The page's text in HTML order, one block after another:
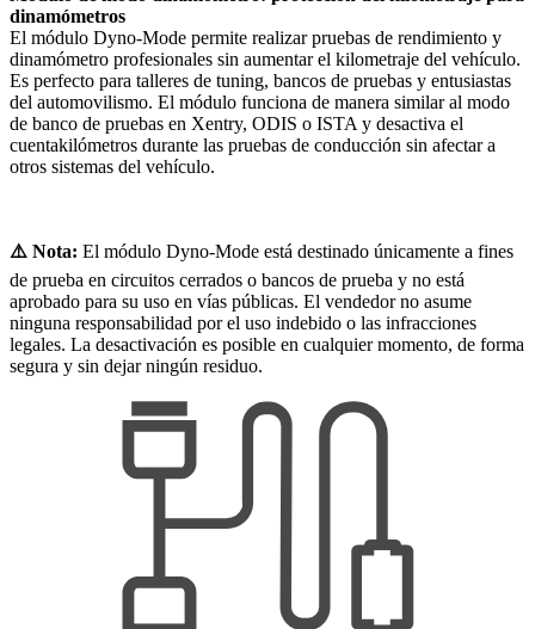
dinamómetros
El módulo Dyno-Mode permite realizar pruebas de rendimiento y
dinamómetro profesionales sin aumentar el kilometraje del vehículo.
Es perfecto para talleres de tuning, bancos de pruebas y entusiastas
del automovilismo. El módulo funciona de manera similar al modo
de banco de pruebas en Xentry, ODIS o ISTA y desactiva el
cuentakilómetros durante las pruebas de conducción sin afectar a
otros sistemas del vehículo.
⚠️ Nota: El módulo Dyno-Mode está destinado únicamente a fines
de prueba en circuitos cerrados o bancos de prueba y no está
aprobado para su uso en vías públicas. El vendedor no asume
ninguna responsabilidad por el uso indebido o las infracciones
legales. La desactivación es posible en cualquier momento, de forma
segura y sin dejar ningún residuo.